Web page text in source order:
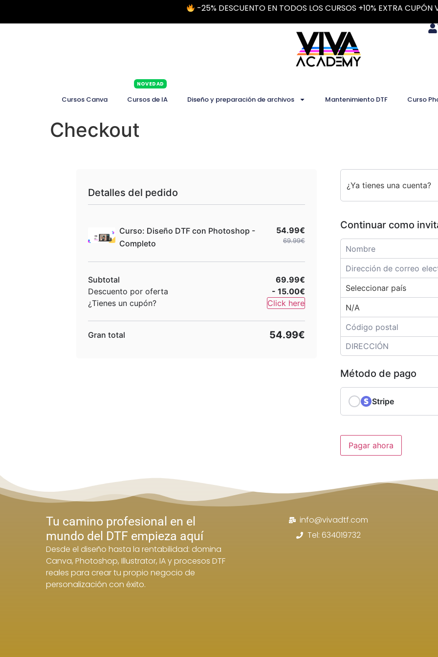
-25% DESCUENTO EN TODOS LOS CURSOS +10% EXTRA CUPÓN
Cursos Canva Cursos de IA
NOVEDAD
Diseño y preparación de archivos Mantenimiento DTF Curso
Checkout
Detalles del pedido
Curso: Diseño DTF con Photoshop -
Completo
54.99€
69.99€
Subtotal
69.99€
Descuento por oferta
- 15.00€
¿Tienes un cupón?
Click here
Gran total 54.99€
¿Ya tienes una cuenta?
Continuar como
Método de pago
Stripe
Pagar ahora
Tu camino profesional en el
mundo del DTF empieza aquí
Desde el diseño hasta la rentabilidad: domina
Canva, Photoshop, Illustrator, IA y procesos DTF
reales para crear tu propio negocio de
personalización con éxito.
info@vivadtf.com
Tel: 634019732